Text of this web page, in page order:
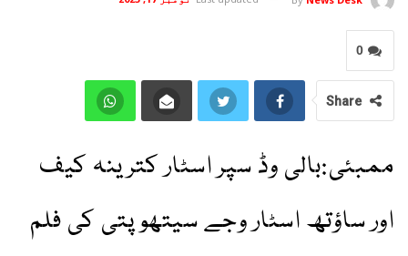
0
Share
ممبئی:بالی وڈ سپر اسٹار کترینہ کیف
اور ساؤتھ اسٹار وجے سیتھوپتی کی فلم